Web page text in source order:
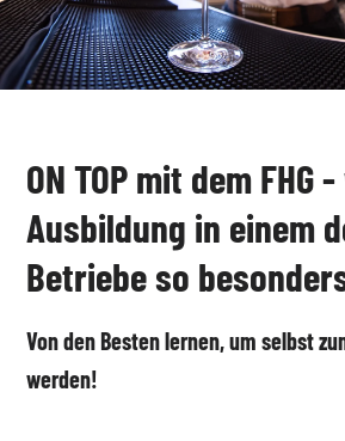
ON TOP mit dem FHG
Ausbildung in einem
Betriebe so
Von den Besten lernen, um selbst
werden!